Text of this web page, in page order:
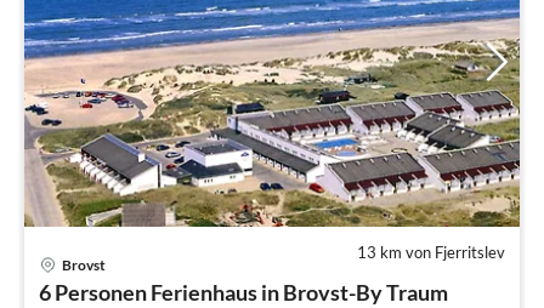
13 km von Fjerritslev
Brovst
6 Personen Ferienhaus in Brovst-By Traum